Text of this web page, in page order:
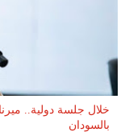
خلال جلسة دولية..
بالسودان